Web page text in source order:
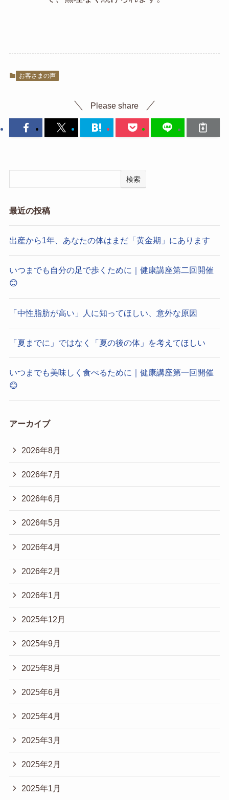
お客さまの声
Please share
検索
最近の投稿
出産から1年、あなたの体はまだ「黄金期」にあります
いつまでも自分の足で歩くために｜健康講座第二回開催
😊
「中性脂肪が高い」人に知ってほしい、意外な原因
「夏までに」ではなく「夏の後の体」を考えてほしい
いつまでも美味しく食べるために｜健康講座第一回開催
😊
アーカイブ
2026年8月
2026年7月
2026年6月
2026年5月
2026年4月
2026年2月
2026年1月
2025年12月
2025年9月
2025年8月
2025年6月
2025年4月
2025年3月
2025年2月
2025年1月